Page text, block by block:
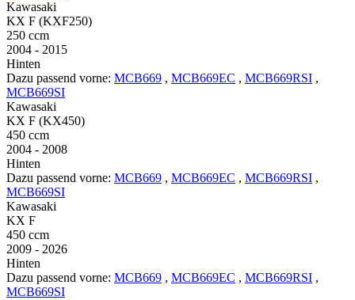
Kawasaki
KX F (KXF250)
250 ccm
2004 - 2015
Hinten
Dazu passend vorne: MCB669 , MCB669EC , MCB669RSI ,
MCB669SI
Kawasaki
KX F (KX450)
450 ccm
2004 - 2008
Hinten
Dazu passend vorne: MCB669 , MCB669EC , MCB669RSI ,
MCB669SI
Kawasaki
KX F
450 ccm
2009 - 2026
Hinten
Dazu passend vorne: MCB669 , MCB669EC , MCB669RSI ,
MCB669SI